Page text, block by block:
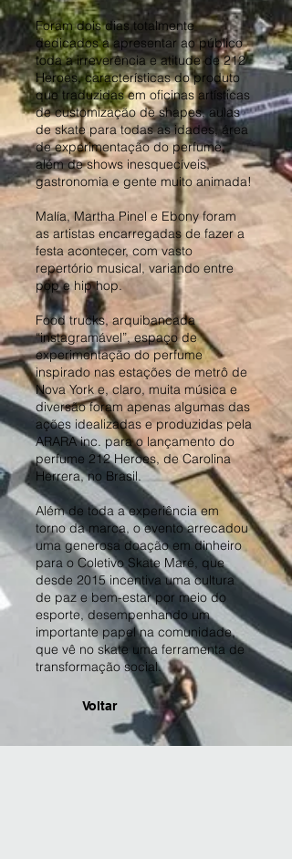
Foram dois dias totalmente
dedicados a apresentar ao público
toda a irreverência e atitude de 212
Heroes, características do produto
que traduzidas em oficinas artísticas
de customização de shapes, aulas
de skate para todas as idades, área
de experimentação do perfume,
além de shows inesquecíveis,
gastronomia e gente muito animada!
Malía, Martha Pinel e Ebony foram
as artistas encarregadas de fazer a
festa acontecer, com vasto
repertório musical, variando entre
pop e hip hop.
Food trucks, arquibancada
“instagramável”, espaço de
experimentação do perfume
inspirado nas estações de metrô de
Nova York e, claro, muita música e
diversão foram apenas algumas das
ações idealizadas e produzidas pela
ARARA inc. para o lançamento do
perfume 212 Heroes, de Carolina
Herrera, no Brasil.
Além de toda a experiência em
torno da marca, o evento arrecadou
uma generosa doação em dinheiro
para o Coletivo Skate Maré, que
desde 2015 incentiva uma cultura
de paz e bem-estar por meio do
esporte, desempenhando um
importante papel na comunidade,
que vê no skate uma ferramenta de
transformação social.
Voltar